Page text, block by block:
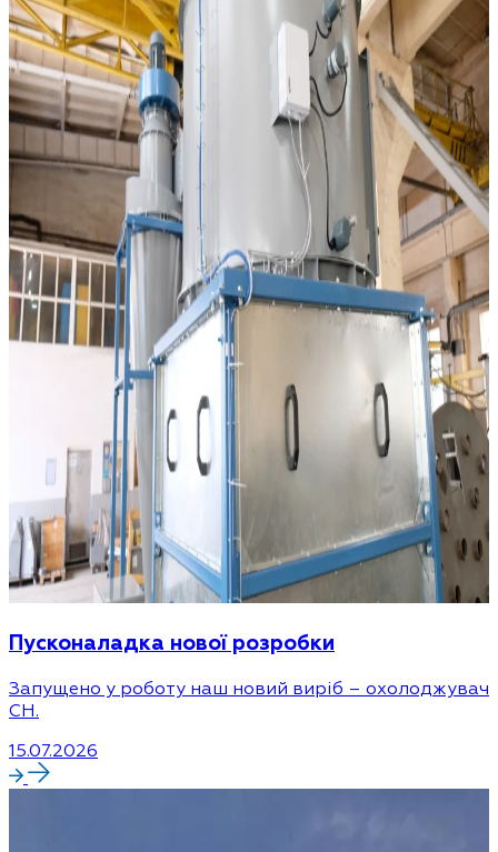
Пусконаладка нової розробки
Запущено у роботу наш новий виріб – охолоджувач
CH.
15.07.2026